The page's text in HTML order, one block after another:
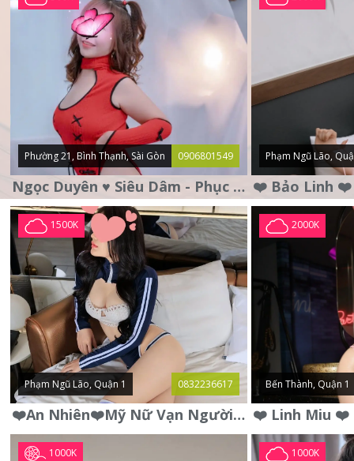
Phường 21, Bình Thạnh, Sài Gòn 0906801549
Ngọc Duyên ♥️ Siêu Dâm - Phục Vụ Tận Tình - Chu Đáo
Phạm Ngũ Lão,
1500K
Phạm Ngũ Lão, Quận 1 0832236617
❤️An Nhiên❤️Mỹ Nữ Vạn Người Mê,Da Trắng, Mặt Xynh, Đẹp Từng
2000K
Bến Thành, Quận 1
1000K 1000K